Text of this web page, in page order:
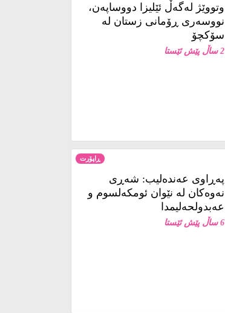
وتووێژ لەگەڵ ئێلیزا دووساپەن،
نووسەری ڕۆمانی زستان لە
سۆکچۆ
2 ساڵ پێش ئێستا
ڕاپۆرت
پەڕاوی عەندەلیب: شەڕی
نەوەکان لە نێوان ئومکەلسوم و
عەبدولحەلیمدا
6 ساڵ پێش ئێستا